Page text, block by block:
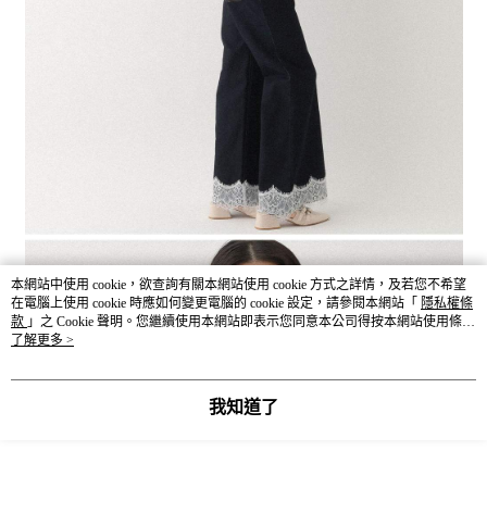
本網站中使用 cookie，欲查詢有關本網站使用 cookie 方式之詳情，及若您不希望
在電腦上使用 cookie 時應如何變更電腦的 cookie 設定，請參閱本網站「 隱私權條
款 」之 Cookie 聲明。您繼續使用本網站即表示您同意本公司得按本網站使用條款
之 Cookie 聲明使用 cookie。
了解更多 >
我知道了